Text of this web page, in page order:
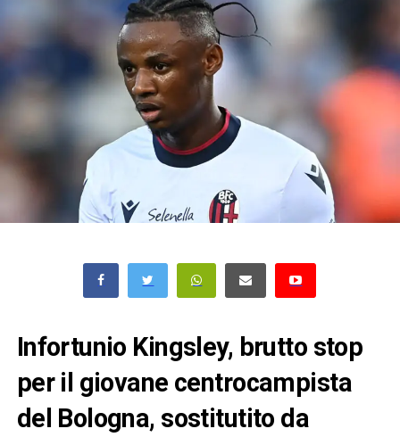
Infortunio Kingsley, brutto stop
per il giovane centrocampista
del Bologna, sostitutito da